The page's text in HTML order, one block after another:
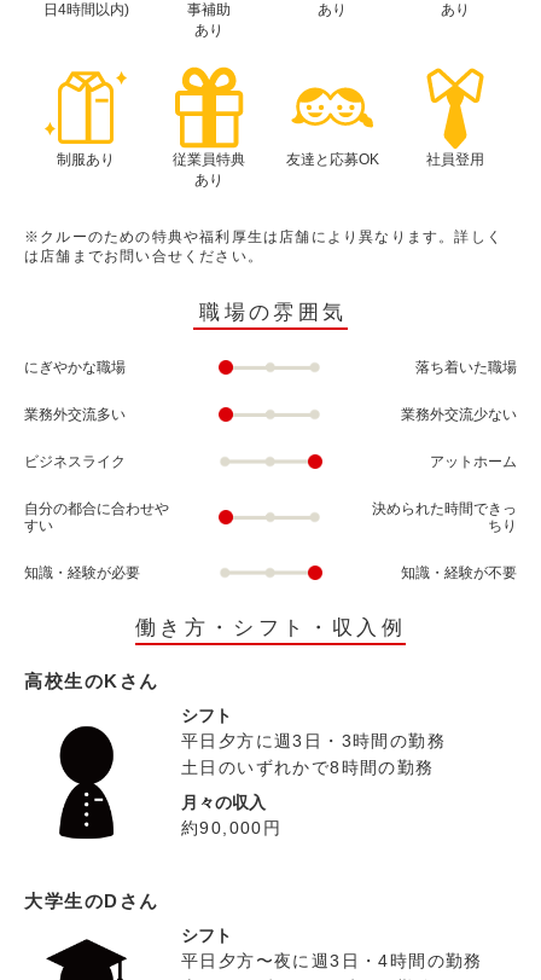
日4時間以内)
事補助
あり
あり
あり
制服あり
従業員特典
あり
友達と応募OK 社員登用
※クルーのための特典や福利厚生は店舗により異なります。詳しく
は店舗までお問い合せください。
職場の雰囲気
にぎやかな職場 落ち着いた職場
業務外交流多い 業務外交流少ない
ビジネスライク アットホーム
自分の都合に合わせや
すい
決められた時間できっ
ちり
知識・経験が必要 知識・経験が不要
働き方・シフト・収入例
高校生のKさん
シフト
平日夕方に週3日・3時間の勤務
土日のいずれかで8時間の勤務
月々の収入
約90,000円
大学生のDさん
シフト
平日夕方〜夜に週3日・4時間の勤務